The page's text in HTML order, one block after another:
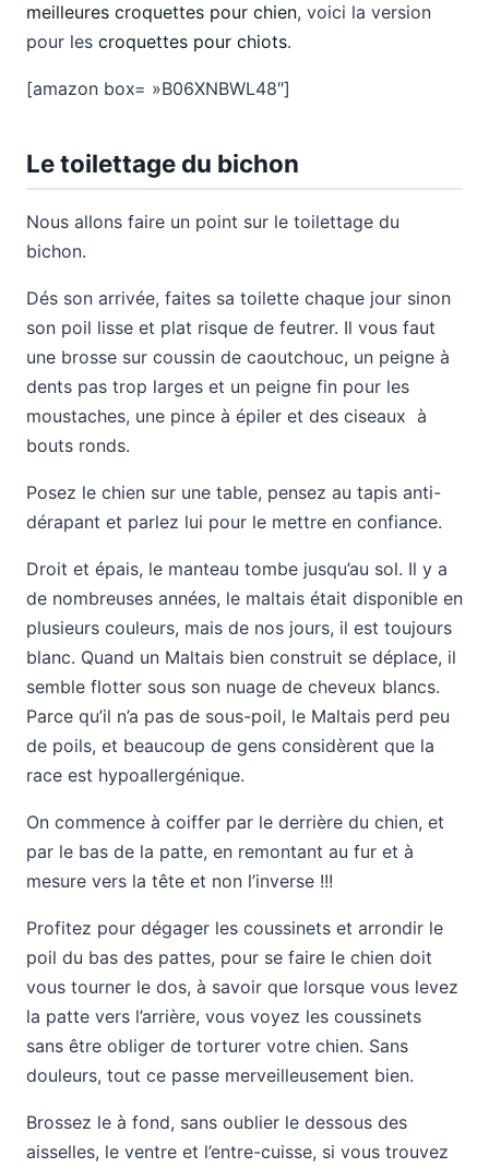
meilleures croquettes pour chien, voici la version
pour les croquettes pour chiots.
[amazon box= »B06XNBWL48″]
Le toilettage du bichon
Nous allons faire un point sur le toilettage du
bichon.
Dés son arrivée, faites sa toilette chaque jour sinon
son poil lisse et plat risque de feutrer. Il vous faut
une brosse sur coussin de caoutchouc, un peigne à
dents pas trop larges et un peigne fin pour les
moustaches, une pince à épiler et des ciseaux à
bouts ronds.
Posez le chien sur une table, pensez au tapis anti-
dérapant et parlez lui pour le mettre en confiance.
Droit et épais, le manteau tombe jusqu’au sol. Il y a
de nombreuses années, le maltais était disponible en
plusieurs couleurs, mais de nos jours, il est toujours
blanc. Quand un Maltais bien construit se déplace, il
semble flotter sous son nuage de cheveux blancs.
Parce qu’il n’a pas de sous-poil, le Maltais perd peu
de poils, et beaucoup de gens considèrent que la
race est hypoallergénique.
On commence à coiffer par le derrière du chien, et
par le bas de la patte, en remontant au fur et à
mesure vers la tête et non l’inverse !!!
Profitez pour dégager les coussinets et arrondir le
poil du bas des pattes, pour se faire le chien doit
vous tourner le dos, à savoir que lorsque vous levez
la patte vers l’arrière, vous voyez les coussinets
sans être obliger de torturer votre chien. Sans
douleurs, tout ce passe merveilleusement bien.
Brossez le à fond, sans oublier le dessous des
aisselles, le ventre et l’entre-cuisse, si vous trouvez